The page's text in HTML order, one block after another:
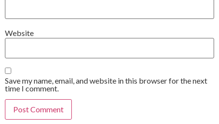
Website
Save my name, email, and website in this browser for the next
time I comment.